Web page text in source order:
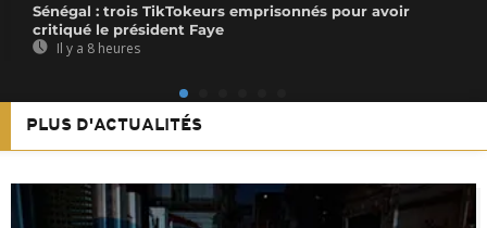
Sénégal : trois TikTokeurs emprisonnés pour avoir
critiqué le président Faye
Il y a 8 heures
PLUS D'ACTUALITÉS